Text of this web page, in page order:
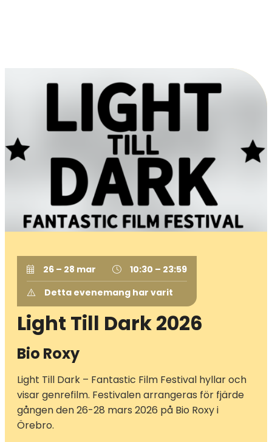
26 – 28 mar
10:30 – 23:59
Detta evenemang har varit
Light Till Dark 2026
Bio Roxy
Light Till Dark – Fantastic Film Festival hyllar och
visar genrefilm. Festivalen arrangeras för fjärde
gången den 26-28 mars 2026 på Bio Roxy i
Örebro.